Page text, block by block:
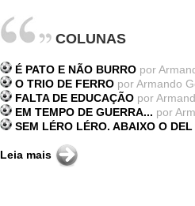
COLUNAS
É PATO E NÃO BURRO por
O TRIO DE FERRO por Armando
FALTA DE EDUCAÇÃO por
EM TEMPO DE GUERRA... por
SEM LÉRO LÉRO. ABAIXO O DEL
Leia mais